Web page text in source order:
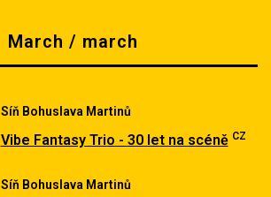
March / march
Síň Bohuslava Martinů
Vibe Fantasy Trio - 30 let na scéně CZ
Síň Bohuslava Martinů